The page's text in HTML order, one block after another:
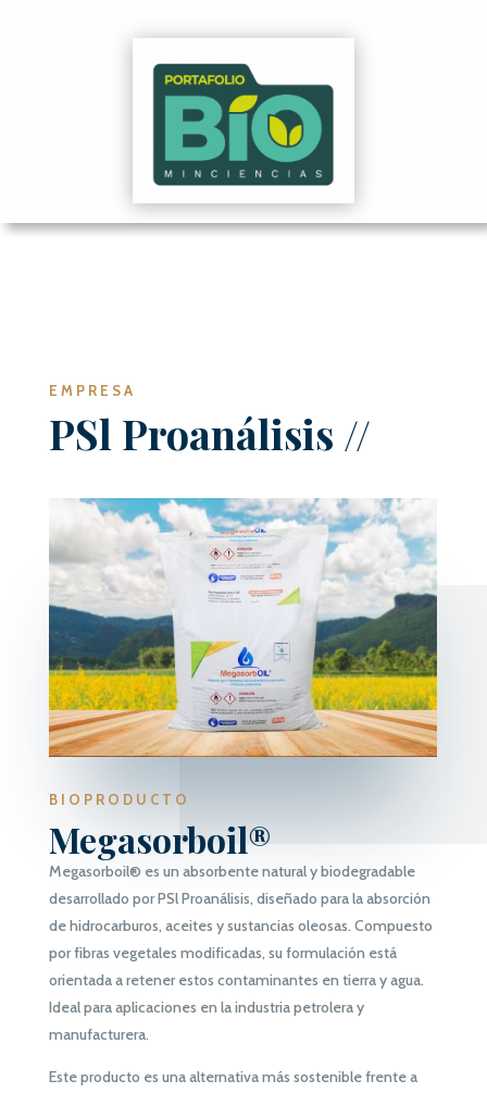
EMPRESA
PSl Proanálisis //
BIOPRODUCTO
Megasorboil®
Megasorboil® es un absorbente natural y biodegradable
desarrollado por PSl Proanálisis, diseñado para la absorción
de hidrocarburos, aceites y sustancias oleosas. Compuesto
por fibras vegetales modificadas, su formulación está
orientada a retener estos contaminantes en tierra y agua.
Ideal para aplicaciones en la industria petrolera y
manufacturera.
Este producto es una alternativa más sostenible frente a